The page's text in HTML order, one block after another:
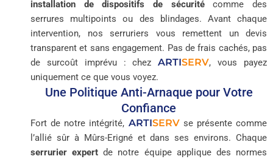
installation de dispositifs de sécuritécomme des
serrures multipoints ou des blindages. Avant chaque
intervention, nos serruriers vous remettent un devis
transparent et sans engagement. Pas de frais cachés, pas
de surcoût imprévu : chezARTISERV, vous payez
uniquement ce que vous voyez.
Une Politique Anti-Arnaque pour Votre
Confiance
Fort de notre intégrité, ARTISERVse présente comme
l’allié sûr à Mûrs-Erigné et dans ses environs. Chaque
serrurier expert de notre équipe applique des normes